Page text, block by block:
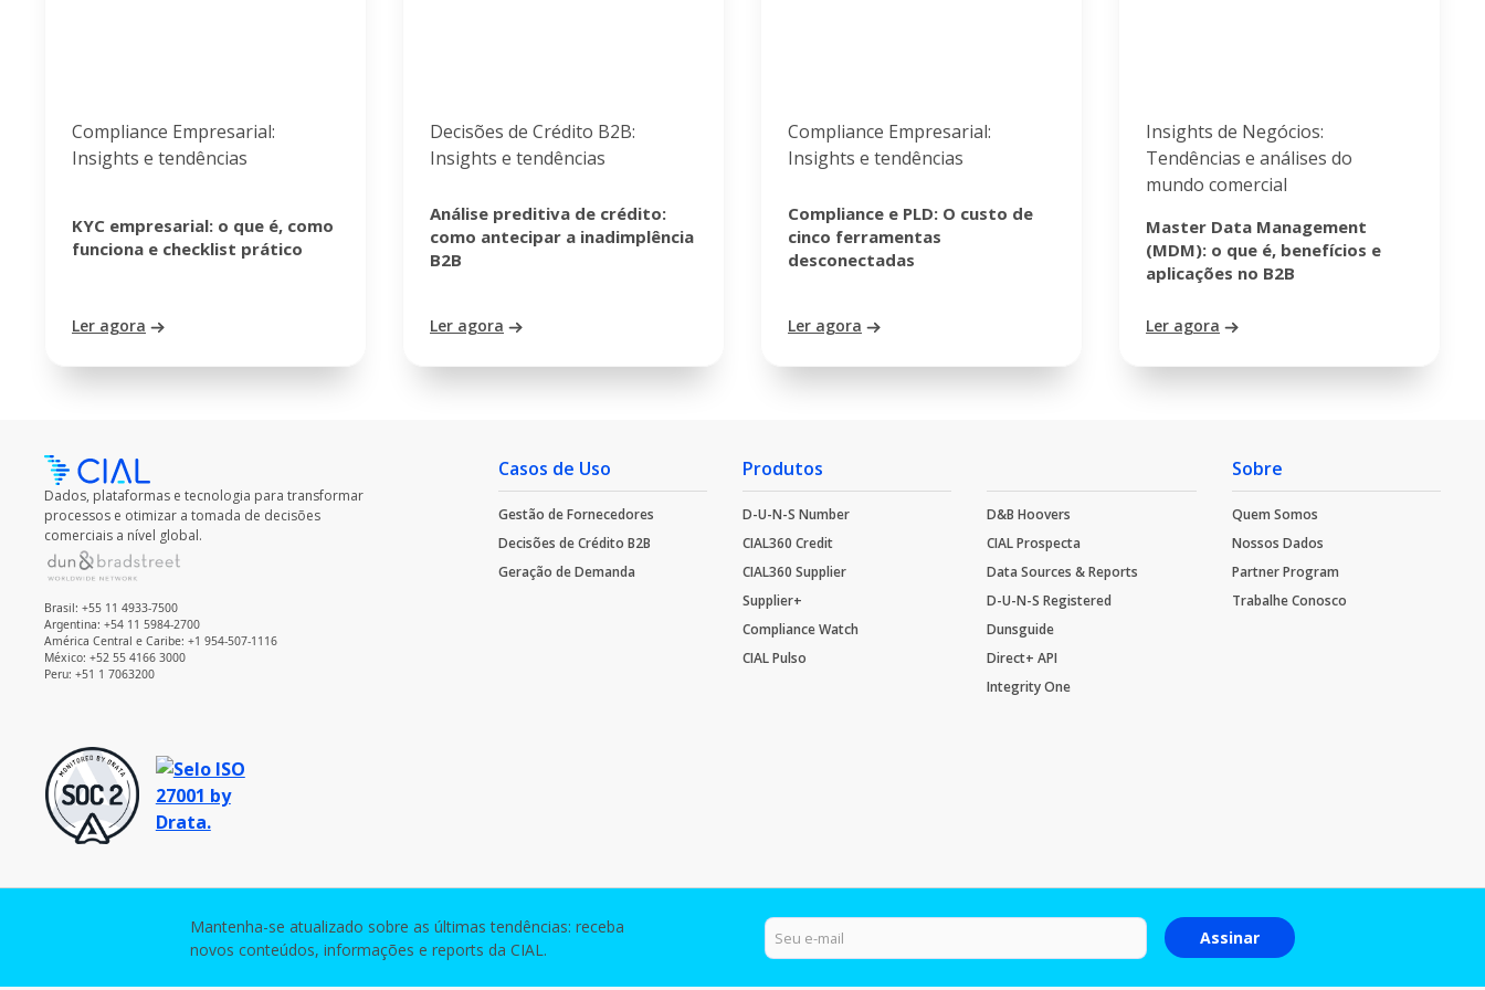
Compliance Empresarial:
Insights e tendências
KYC empresarial: o que é, como
funciona e checklist prático
Ler agora
Decisões de Crédito B2B:
Insights e tendências
Análise preditiva de crédito:
como antecipar a inadimplência
B2B
Ler agora
Compliance Empresarial:
Insights e tendências
Compliance e PLD: O custo de
cinco ferramentas
desconectadas
Ler agora
Insights de Negócios:
Tendências e análises do
mundo comercial
Master Data Management
(MDM): o que é, benefícios e
aplicações no B2B
Ler agora
Dados, plataformas e tecnologia para transformar
processos e otimizar a tomada de decisões
comerciais a nível global.
Brasil: +55 11 4933-7500
Argentina: +54 11 5984-2700
América Central e Caribe: +1 954-507-1116
México: +52 55 4166 3000
Peru: +51 1 7063200
Casos de Uso
Gestão de Fornecedores
Decisões de Crédito B2B
Geração de Demanda
Produtos
D-U-N-S Number
CIAL360 Credit
CIAL360 Supplier
Supplier+
Compliance Watch
CIAL Pulso
D&B Hoovers
CIAL Prospecta
Data Sources & Reports
D-U-N-S Registered
Dunsguide
Direct+ API
Integrity One
Sobre
Quem Somos
Nossos Dados
Partner Program
Trabalhe Conosco
Mantenha-se atualizado sobre as últimas tendências: receba
novos conteúdos, informações e reports da CIAL.